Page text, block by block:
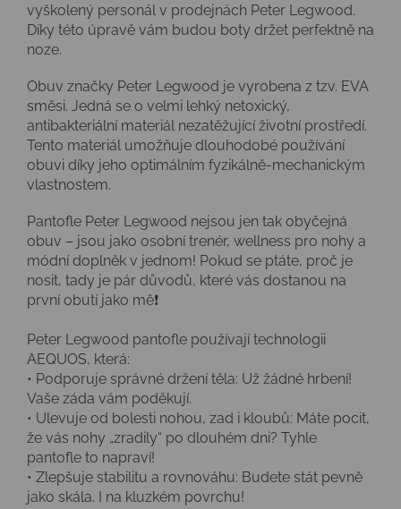
vyškolený personál v prodejnách Peter Legwood.
Díky této úpravě vám budou boty držet perfektně na
noze.
Obuv značky Peter Legwood je vyrobena z tzv. EVA
směsi. Jedná se o velmi lehký netoxický,
antibakteriální materiál nezatěžující životní prostředí.
Tento materiál umožňuje dlouhodobé používání
obuvi díky jeho optimálním fyzikálně-mechanickým
vlastnostem.
Pantofle Peter Legwood nejsou jen tak obyčejná
obuv – jsou jako osobní trenér, wellness pro nohy a
módní doplněk v jednom! Pokud se ptáte, proč je
nosit, tady je pár důvodů, které vás dostanou na
první obutí jako mě❗️
Peter Legwood pantofle používají technologii
AEQUOS, která:
• Podporuje správné držení těla: Už žádné hrbení!
Vaše záda vám poděkují.
• Ulevuje od bolesti nohou, zad i kloubů: Máte pocit,
že vás nohy „zradily“ po dlouhém dni? Tyhle
pantofle to napraví!
• Zlepšuje stabilitu a rovnováhu: Budete stát pevně
jako skála. I na kluzkém povrchu!